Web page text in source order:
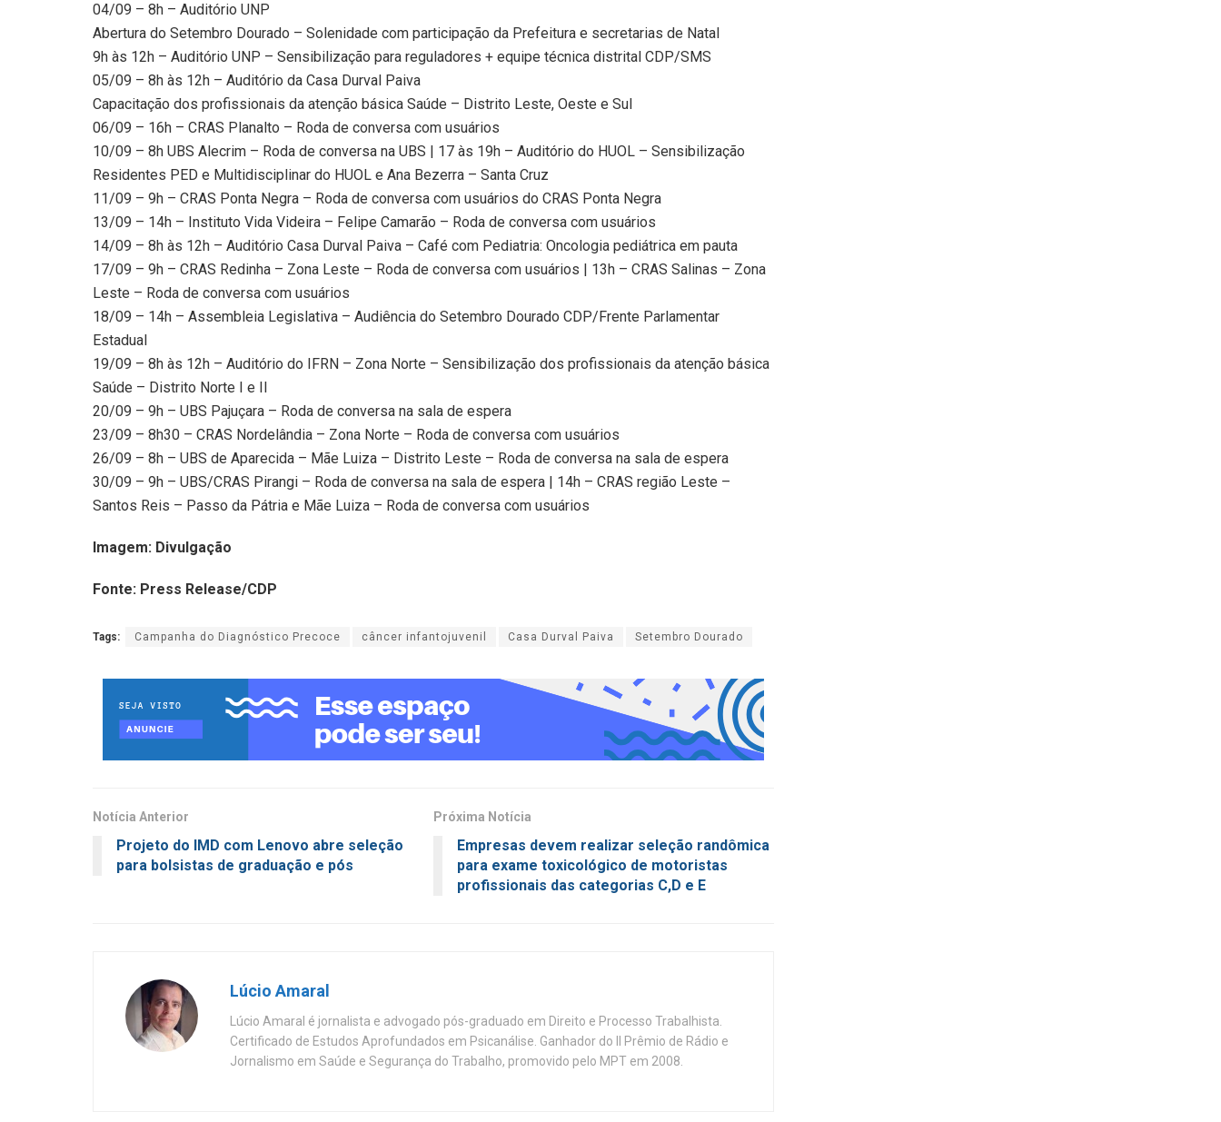
04/09 – 8h – Auditório UNP
Abertura do Setembro Dourado – Solenidade com participação da Prefeitura e secretarias de Natal
9h às 12h – Auditório UNP – Sensibilização para reguladores + equipe técnica distrital CDP/SMS
05/09 – 8h às 12h – Auditório da Casa Durval Paiva
Capacitação dos profissionais da atenção básica Saúde – Distrito Leste, Oeste e Sul
06/09 – 16h – CRAS Planalto – Roda de conversa com usuários
10/09 – 8h UBS Alecrim – Roda de conversa na UBS | 17 às 19h – Auditório do HUOL – Sensibilização
Residentes PED e Multidisciplinar do HUOL e Ana Bezerra – Santa Cruz
11/09 – 9h – CRAS Ponta Negra – Roda de conversa com usuários do CRAS Ponta Negra
13/09 – 14h – Instituto Vida Videira – Felipe Camarão – Roda de conversa com usuários
14/09 – 8h às 12h – Auditório Casa Durval Paiva – Café com Pediatria: Oncologia pediátrica em pauta
17/09 – 9h – CRAS Redinha – Zona Leste – Roda de conversa com usuários | 13h – CRAS Salinas – Zona
Leste – Roda de conversa com usuários
18/09 – 14h – Assembleia Legislativa – Audiência do Setembro Dourado CDP/Frente Parlamentar
Estadual
19/09 – 8h às 12h – Auditório do IFRN – Zona Norte – Sensibilização dos profissionais da atenção básica
Saúde – Distrito Norte I e II
20/09 – 9h – UBS Pajuçara – Roda de conversa na sala de espera
23/09 – 8h30 – CRAS Nordelândia – Zona Norte – Roda de conversa com usuários
26/09 – 8h – UBS de Aparecida – Mãe Luiza – Distrito Leste – Roda de conversa na sala de espera
30/09 – 9h – UBS/CRAS Pirangi – Roda de conversa na sala de espera | 14h – CRAS região Leste –
Santos Reis – Passo da Pátria e Mãe Luiza – Roda de conversa com usuários
Imagem: Divulgação
Fonte: Press Release/CDP
Tags: Campanha do Diagnóstico Precoce câncer infantojuvenil Casa Durval Paiva Setembro Dourado
Notícia Anterior
Projeto do IMD com Lenovo abre seleção
para bolsistas de graduação e pós
Próxima Notícia
Empresas devem realizar seleção randômica
para exame toxicológico de motoristas
profissionais das categorias C,D e E
Lúcio Amaral
Lúcio Amaral é jornalista e advogado pós-graduado em Direito e Processo Trabalhista.
Certificado de Estudos Aprofundados em Psicanálise. Ganhador do II Prêmio de Rádio e
Jornalismo em Saúde e Segurança do Trabalho, promovido pelo MPT em 2008.